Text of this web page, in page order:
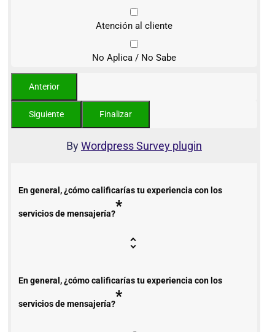
Atención al cliente
No Aplica / No Sabe
ByWordpress Survey plugin
En general, ¿cómo calificarías tu experiencia con los
servicios de mensajería?*
En general, ¿cómo calificarías tu experiencia con los
servicios de mensajería?*